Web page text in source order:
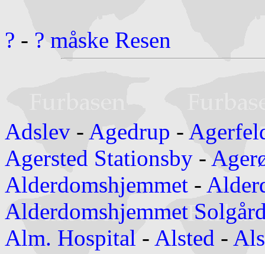
? - ? måske Resen
Adslev - Agedrup -
Agersted Stationsby -
Alderdomshjemmet -
Alderdomshjemmet
Alm. Hospital - Alsted -